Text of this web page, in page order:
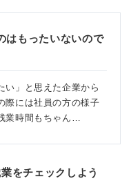
はもったいないので
」と思えた企業から
際には社員の方の様子
業時間もちゃん…
をチェックしよう